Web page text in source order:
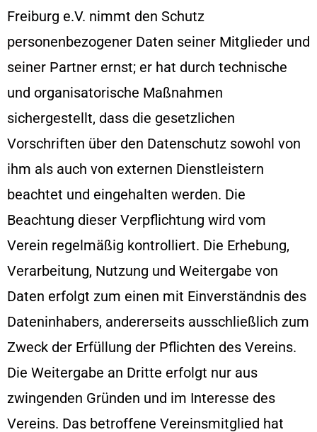
Freiburg e.V. nimmt den Schutz
personenbezogener Daten seiner Mitglieder und
seiner Partner ernst; er hat durch technische
und organisatorische Maßnahmen
sichergestellt, dass die gesetzlichen
Vorschriften über den Datenschutz sowohl von
ihm als auch von externen Dienstleistern
beachtet und eingehalten werden. Die
Beachtung dieser Verpflichtung wird vom
Verein regelmäßig kontrolliert. Die Erhebung,
Verarbeitung, Nutzung und Weitergabe von
Daten erfolgt zum einen mit Einverständnis des
Dateninhabers, andererseits ausschließlich zum
Zweck der Erfüllung der Pflichten des Vereins.
Die Weitergabe an Dritte erfolgt nur aus
zwingenden Gründen und im Interesse des
Vereins. Das betroffene Vereinsmitglied hat